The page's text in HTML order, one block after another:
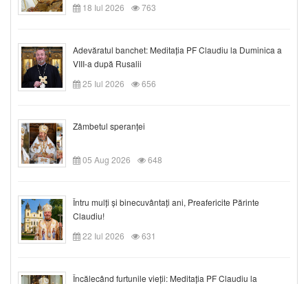
18 Iul 2026
763
Adevăratul banchet: Meditația PF Claudiu la Duminica a
VIII-a după Rusalii
25 Iul 2026
656
Zâmbetul speranței
05 Aug 2026 648
Întru mulți și binecuvântați ani, Preafericite Părinte
Claudiu!
22 Iul 2026
631
Încălecând furtunile vieții: Meditația PF Claudiu la